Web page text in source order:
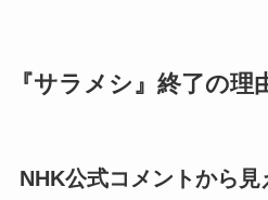
『サラメシ』終了の理
NHK公式コメントから見